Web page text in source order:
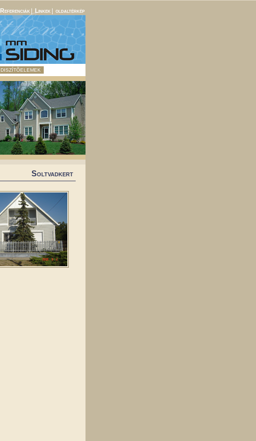
Referenciák Linkek oldaltérkép
DISZÍTÕELEMEK
Soltvadkert